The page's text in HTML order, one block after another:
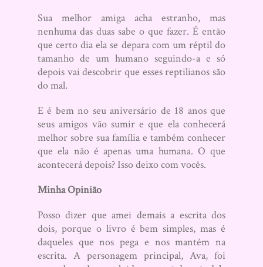
Sua melhor amiga acha estranho, mas
nenhuma das duas sabe o que fazer. É então
que certo dia ela se depara com um réptil do
tamanho de um humano seguindo-a e só
depois vai descobrir que esses reptilianos são
do mal.
E é bem no seu aniversário de 18 anos que
seus amigos vão sumir e que ela conhecerá
melhor sobre sua família e também conhecer
que ela não é apenas uma humana. O que
acontecerá depois? Isso deixo com vocês.
Minha Opinião
Posso dizer que amei demais a escrita dos
dois, porque o livro é bem simples, mas é
daqueles que nos pega e nos mantém na
escrita. A personagem principal, Ava, foi